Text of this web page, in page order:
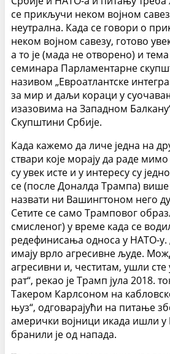
се прикључи неком војном
неутрална. Када се говори о
неком војном савезу, готово
а то је (мада не отворено) и
семинара Парламентарне
називом „Евроатлантске
за мир и даљи кораци у
изазовима на Западном
Скупштини Србије.
Када кажемо да личе једна на
ствари које морају да раде мимо
су увек исте и у интересу су
се (после Доналда Трампа)
назвати ни Вашингтоном него
Сетите се само Трамповог
смисленог) у време када се
редефинисања односа у НАТО-
имају врло агресивне људе.
агресивни и, честитам, ушли сте
рат“, рекао је Трамп јула 2018.
Такером Карлсоном на
њуз“, одговарајући на питање
амерички војници икада ишли у
бранили је од напада.